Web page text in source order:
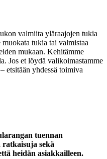
valmiita yläraajojen tukia
tukia tai valmistaa
mukaan. Kehitämme
Jos et löydä valikoimastamme
etsitään yhdessä toimiva
tuennan
sekä
heidän asiakkailleen.